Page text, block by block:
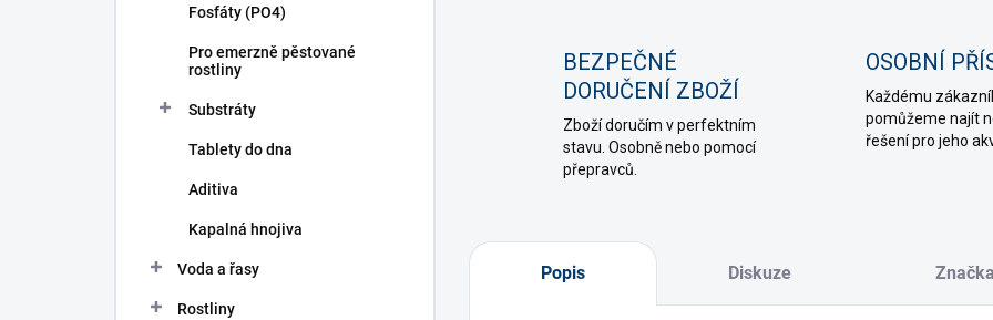
Fosfáty (PO4)
Pro emerzně pěstované
rostliny
Substráty
Tablety do dna
Aditiva
Kapalná hnojiva
Voda a řasy
Rostliny
BEZPEČNÉ
DORUČENÍ ZBOŽÍ
Zboží doručím v perfektním
stavu. Osobně nebo pomocí
přepravců.
OSOBNÍ
Každému
pomůžeme najít
řešení pro jeho
Popis Diskuze